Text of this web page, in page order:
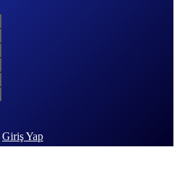
Giriş Yap